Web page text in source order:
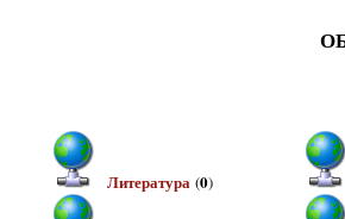
Литература(0)